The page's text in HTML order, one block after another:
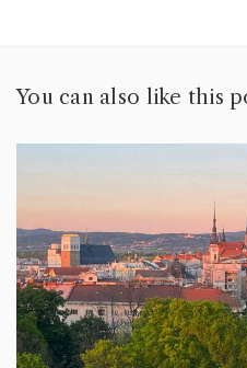
You can also like this